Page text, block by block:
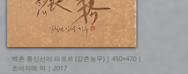
벽촌 통신선이 파르르 (강촌농무) | 450×470 |
초배지에 먹 | 2017